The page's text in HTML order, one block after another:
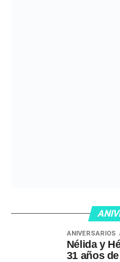
ANIVERSARIOS
Nélida y
31 años